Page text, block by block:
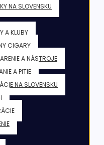
NA SLOVENSKU
A KLUBY
CIGARY
A NÁSTROJE
A PITIE
NA SLOVENSKU